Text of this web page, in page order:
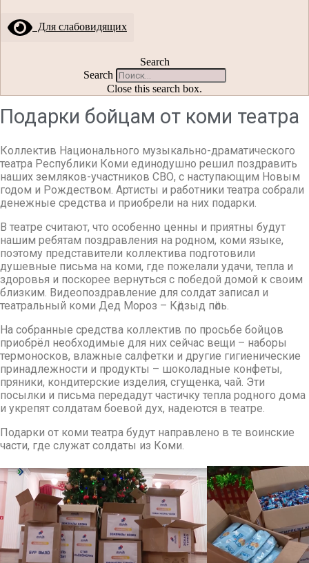
Для слабовидящих
Search
Search
Close this search box.
Подарки бойцам от коми театра
Коллектив Национального музыкально-драматического
театра Республики Коми единодушно решил поздравить
наших земляков-участников СВО, с наступающим Новым
годом и Рождеством. Артисты и работники театра собрали
денежные средства и приобрели на них подарки.
В театре считают, что особенно ценны и приятны будут
нашим ребятам поздравления на родном, коми языке,
поэтому представители коллектива подготовили
душевные письма на коми, где пожелали удачи, тепла и
здоровья и поскорее вернуться с победой домой к своим
близким. Видеопоздравление для солдат записал и
театральный коми Дед Мороз – Кӧдзыд пӧль.
На собранные средства коллектив по просьбе бойцов
приобрёл необходимые для них сейчас вещи – наборы
термоносков, влажные салфетки и другие гигиенические
принадлежности и продукты – шоколадные конфеты,
пряники, кондитерские изделия, сгущенка, чай. Эти
посылки и письма передадут частичку тепла родного дома
и укрепят солдатам боевой дух, надеются в театре.
Подарки от коми театра будут направлено в те воинские
части, где служат солдаты из Коми.